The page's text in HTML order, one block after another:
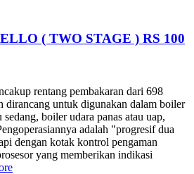
( TWO STAGE ) RS 100
rentang pembakaran dari 698
dirancang untuk digunakan dalam boiler
sedang, boiler udara panas atau uap,
adalah "progresif dua
dengan kotak kontrol pengaman
yang memberikan indikasi